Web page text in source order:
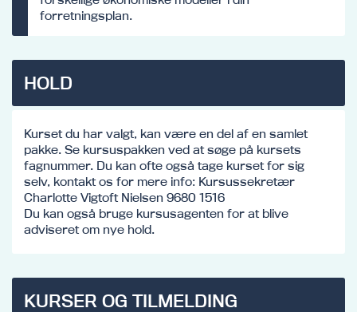
forretningsplan.
HOLD
Kurset du har valgt, kan være en del af en samlet
pakke. Se kursuspakken ved at søge på kursets
fagnummer. Du kan ofte også tage kurset for sig
selv, kontakt os for mere info: Kursussekretær
Charlotte Vigtoft Nielsen 9680 1516
Du kan også bruge kursusagenten for at blive
adviseret om nye hold.
KURSER OG TILMELDING